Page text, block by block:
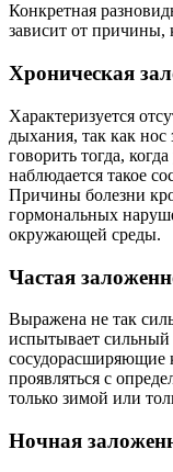
Конкретная
зависит от причины,
Хроническая
Характеризуется
дыхания, так как
говорить тогда,
наблюдается такое
Причины болезни
гормональных
окружающей среды.
Частая
Выражена не так
испытывает сильный
сосудорасширяющие
проявляться с
только зимой или
Ночная